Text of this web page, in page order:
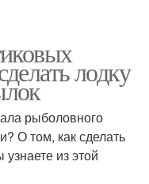
лодку
рыболовного
О том, как сделать
из этой